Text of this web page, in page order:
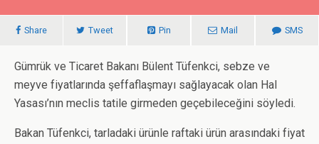
Share Tweet Pin Mail SMS
Gümrük ve Ticaret Bakanı Bülent Tüfenkci, sebze ve
meyve fiyatlarında şeffaflaşmayı sağlayacak olan Hal
Yasası’nın meclis tatile girmeden geçebileceğini söyledi.
Bakan Tüfenkci, tarladaki ürünle raftaki ürün arasındaki fiyat